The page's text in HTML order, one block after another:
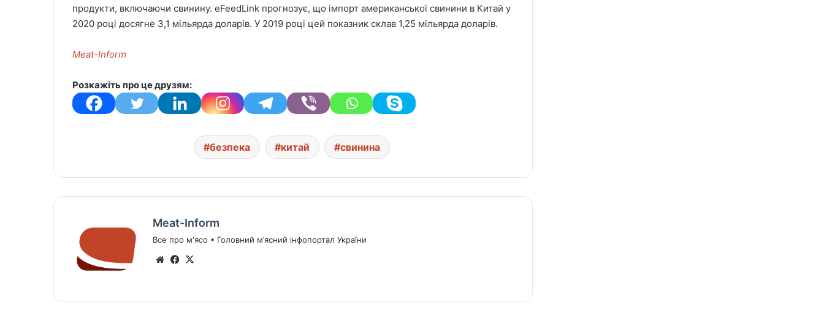
продукти, включаючи свинину. eFeedLink прогнозує, що імпорт американської свинини в Китай у
2020 році досягне 3,1 мільярда доларів. У 2019 році цей показник склав 1,25 мільярда доларів.
Meat-Inform
Розкажіть про це друзям:
безпека китай свинина
Meat-Inform
Все про м'ясо • Головний м’ясний інфопортал України
We Fa
ok